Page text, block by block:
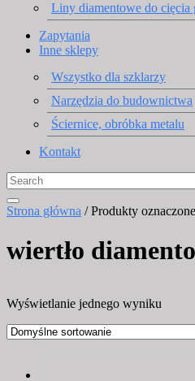
Liny diamentowe do cięcia
Zapytania
Inne sklepy
Wszystko dla szklarzy
Narzędzia do budownictwa
Ściernice, obróbka metalu
Kontakt
Strona główna / Produkty
wiertło
Wyświetlanie jednego wyniku